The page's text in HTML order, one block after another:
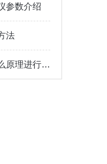
参数介绍
法
圆跳动测试仪是依据什么原理进行工作的？